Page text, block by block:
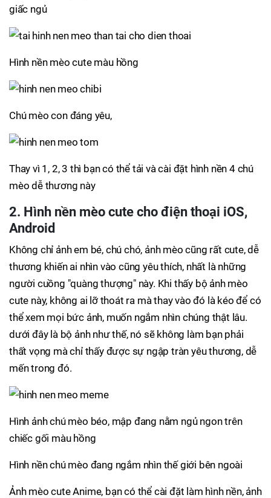
giấc ngủ
Hình nền mèo cute màu hồng
Chú mèo con đáng yêu,
Thay vì 1, 2, 3 thì bạn có thể tải và cài đặt hình nền 4 chú
mèo dễ thương này
2. Hình nền mèo cute cho điện thoại iOS,
Android
Không chỉ ảnh em bé, chú chó, ảnh mèo cũng rất cute, dễ
thương khiến ai nhìn vào cũng yêu thích, nhất là những
người cuồng "quàng thượng" này. Khi thấy bộ ảnh mèo
cute này, không ai lỡ thoát ra mà thay vào đó là kéo để có
thể xem mọi bức ảnh, muốn ngắm nhìn chúng thật lâu.
dưới đây là bộ ảnh như thế, nó sẽ không làm bạn phải
thất vọng mà chỉ thấy được sự ngập tràn yêu thương, dễ
mến trong đó.
Hình ảnh chú mèo béo, mập đang nằm ngủ ngon trên
chiếc gối màu hồng
Hình nền chú mèo đang ngắm nhìn thế giới bên ngoài
Ảnh mèo cute Anime, bạn có thể cài đặt làm hình nền, ảnh